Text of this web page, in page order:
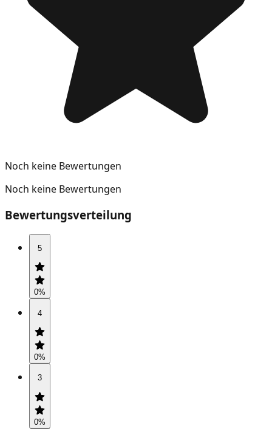
Noch keine Bewertungen
Noch keine Bewertungen
Bewertungsverteilung
5
0%
4
0%
3
0%